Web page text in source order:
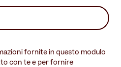
fornite in questo modulo
con te e per fornire